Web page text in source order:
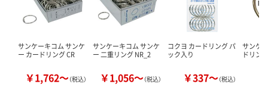
サンケーキコム サンケ
ー カードリング CR
￥1,762～（税込）
サンケーキコム サンケ
ー 二重リング NR_2
￥1,056～（税込）
コクヨ カードリング パ
ック入り
￥337～（税込）
サンケ
ドリング